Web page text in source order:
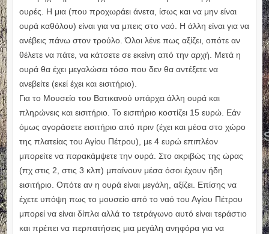
ουρές. Η μια (που προχωράει άνετα, ίσως και να μην είναι
ουρά καθόλου) είναι για να μπεις στο ναό. Η άλλη είναι για να
ανέβεις πάνω στον τρούλο. Όλοι λένε πως αξίζει, οπότε αν
θέλετε να πάτε, να κάτσετε σε εκείνη από την αρχή. Μετά η
ουρά θα έχει μεγαλώσει τόσο που δεν θα αντέξετε να
ανεβείτε (εκεί έχει και εισιτήριο).
Για το Μουσείο του Βατικανού υπάρχει άλλη ουρά και
πληρώνεις και εισιτήριο. Το εισιτήριο κοστίζει 15 ευρώ. Εάν
όμως αγοράσετε εισιτήριο από πριν (έχει και μέσα στο χώρο
της πλατείας του Αγίου Πέτρου), με 4 ευρώ επιπλέον
μπορείτε να παρακάμψετε την ουρά. Στο ακριβώς της ώρας
(πχ στις 2, στις 3 κλπ) μπαίνουν μέσα όσοι έχουν ήδη
εισιτήριο. Οπότε αν η ουρά είναι μεγάλη, αξίζει. Επίσης να
έχετε υπόψη πως το μουσείο από το ναό του Αγίου Πέτρου
μπορεί να είναι δίπλα αλλά το τετράγωνο αυτό είναι τεράστιο
και πρέπει να περπατήσεις μια μεγάλη ανηφόρα για να